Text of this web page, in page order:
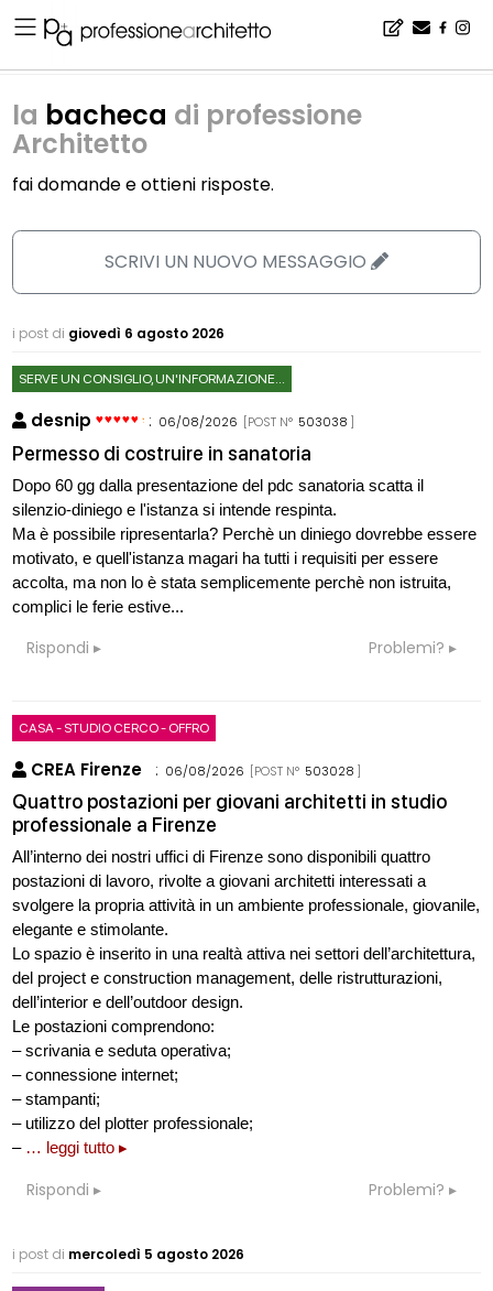
la bacheca di professione
Architetto
fai domande e ottieni risposte.
SCRIVI UN NUOVO MESSAGGIO
i post di giovedì 6 agosto 2026
SERVE UN CONSIGLIO, UN'INFORMAZIONE...
desnip : 06/08/2026 [POST N° 503038 ]
Permesso di costruire in sanatoria
Dopo 60 gg dalla presentazione del pdc sanatoria scatta il
silenzio-diniego e l'istanza si intende respinta.
Ma è possibile ripresentarla? Perchè un diniego dovrebbe essere
motivato, e quell'istanza magari ha tutti i requisiti per essere
accolta, ma non lo è stata semplicemente perchè non istruita,
complici le ferie estive...
Rispondi Problemi?
CASA - STUDIO CERCO - OFFRO
CREA Firenze : 06/08/2026 [POST N° 503028 ]
Quattro postazioni per giovani architetti in studio
professionale a Firenze
All’interno dei nostri uffici di Firenze sono disponibili quattro
postazioni di lavoro, rivolte a giovani architetti interessati a
svolgere la propria attività in un ambiente professionale, giovanile,
elegante e stimolante.
Lo spazio è inserito in una realtà attiva nei settori dell’architettura,
del project e construction management, delle ristrutturazioni,
dell’interior e dell’outdoor design.
Le postazioni comprendono:
– scrivania e seduta operativa;
– connessione internet;
– stampanti;
– utilizzo del plotter professionale;
– … leggi tutto ▸
Rispondi Problemi?
i post di mercoledì 5 agosto 2026